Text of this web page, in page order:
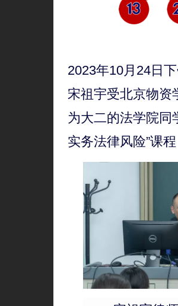
2023年10月24日
宋祖宇受北京物资
为大二的法学院同
实务法律风险”课程